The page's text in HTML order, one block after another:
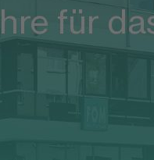
für